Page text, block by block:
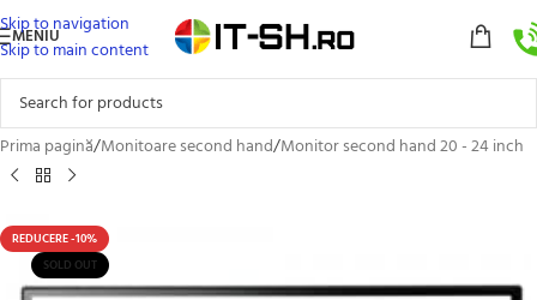
Skip to navigation
Skip to main content
MENIU
Prima pagină/Monitoare second hand/Monitor second hand 20 - 24 inch
REDUCERE -10%
SOLD OUT